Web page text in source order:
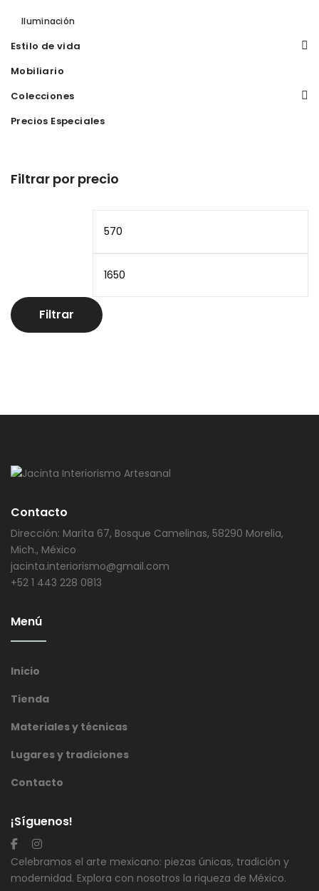
Iluminación
Estilo de vida
Mobiliario
Colecciones
Precios Especiales
Filtrar por precio
Filtrar
Contacto
Dirección: Marita 67, Bosque Camelinas, 58290 Morelia,
Mich., México
jacinta.interiorismo@gmail.com
+52 1 443 228 0813
Menú
Inicio
Tienda
Materiales y técnicas
Lugares y tradiciones
Contacto
¡Síguenos!
Celebramos el arte mexicano: piezas únicas, tradición y
modernidad. Explora con nosotros la riqueza de México.